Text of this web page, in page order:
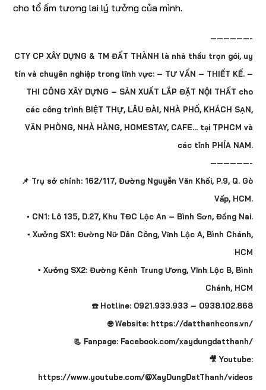
cho tổ ấm tương lai lý tưởng của mình.
——————-
CTY CP XÂY DỰNG & TM ĐẤT THÀNH là nhà thầu trọn gói, uy
tín và chuyên nghiệp trong lĩnh vực: – TƯ VẤN – THIẾT KẾ. –
THI CÔNG XÂY DỰNG – SẢN XUẤT LẮP ĐẶT NỘI THẤT cho
các công trình BIỆT THỰ, LÂU ĐÀI, NHÀ PHỐ, KHÁCH SẠN,
VĂN PHÒNG, NHÀ HÀNG, HOMESTAY, CAFE… tại TPHCM và
các tỉnh PHÍA NAM.
——————-
📌 Trụ sở chính: 162/117, Đường Nguyễn Văn Khối, P.9, Q. Gò
Vấp, HCM.
▪️ CN1: Lô 135, D.27, Khu TĐC Lộc An – Bình Sơn, Đồng Nai.
▪️ Xưởng SX1: Đường Nữ Dân Công, Vĩnh Lộc A, Bình Chánh,
HCM
▪️ Xưởng SX2: Đường Kênh Trung Ương, Vĩnh Lộc B, Bình
Chánh, HCM
☎️ Hotline: 0921.933.933 – 0938.102.868
🌐 Website: https://datthanhcons.vn/
📃 Fanpage: Facebook.com/xaydungdatthanh/
🎥 Youtube:
https://www.youtube.com/@XayDungDatThanh/videos